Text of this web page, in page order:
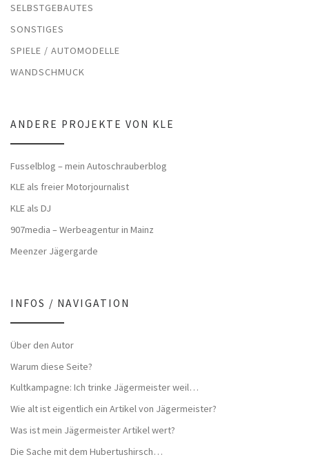
SELBSTGEBAUTES
SONSTIGES
SPIELE / AUTOMODELLE
WANDSCHMUCK
ANDERE PROJEKTE VON KLE
Fusselblog – mein Autoschrauberblog
KLE als freier Motorjournalist
KLE als DJ
907media – Werbeagentur in Mainz
Meenzer Jägergarde
INFOS / NAVIGATION
Über den Autor
Warum diese Seite?
Kultkampagne: Ich trinke Jägermeister weil…
Wie alt ist eigentlich ein Artikel von Jägermeister?
Was ist mein Jägermeister Artikel wert?
Die Sache mit dem Hubertushirsch…